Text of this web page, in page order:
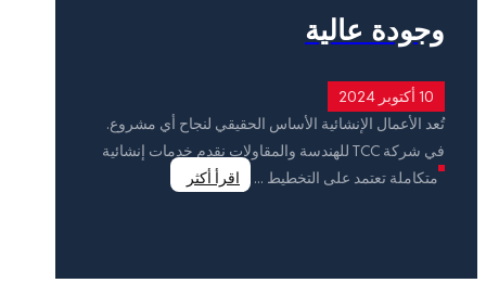
وجودة عالية
10 أكتوبر 2024
تُعد الأعمال الإنشائية الأساس الحقيقي لنجاح أي مشروع.
في شركة TCC للهندسة والمقاولات نقدم خدمات إنشائية
متكاملة تعتمد على التخطيط ...
اقرأ أكثر